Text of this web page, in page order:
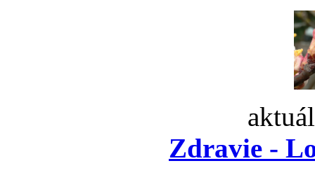
Zdravie -